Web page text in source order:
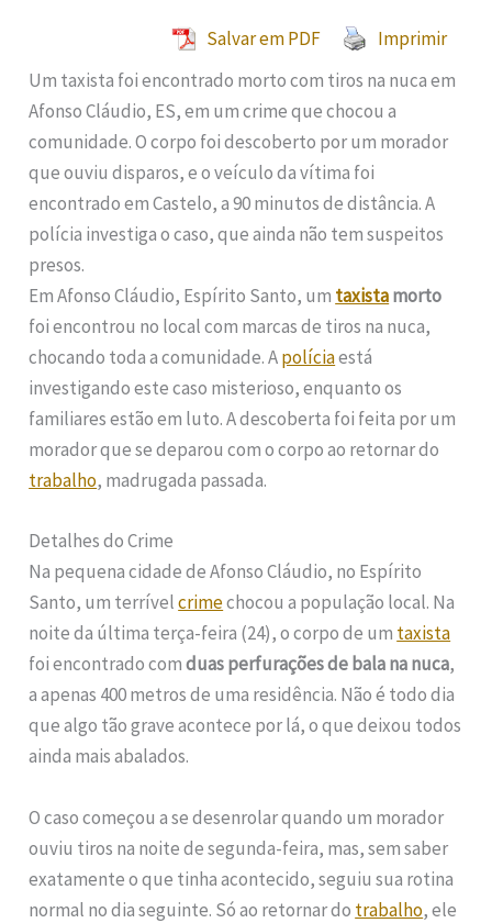
Salvar em PDF
Imprimir
Um taxista foi encontrado morto com tiros na nuca em
Afonso Cláudio, ES, em um crime que chocou a
comunidade. O corpo foi descoberto por um morador
que ouviu disparos, e o veículo da vítima foi
encontrado em Castelo, a 90 minutos de distância. A
polícia investiga o caso, que ainda não tem suspeitos
presos.
Em Afonso Cláudio, Espírito Santo, um taxistamorto
foi encontrou no local com marcas de tiros na nuca,
chocando toda a comunidade. Apolíciaestá
investigando este caso misterioso, enquanto os
familiares estão em luto. A descoberta foi feita por um
morador que se deparou com o corpo ao retornar do
trabalho, madrugada passada.
Detalhes do Crime
Na pequena cidade de Afonso Cláudio, no Espírito
Santo, um terrívelcrimechocou a população local. Na
noite da última terça-feira (24), o corpo de um taxista
foi encontrado comduas perfurações de bala na nuca,
a apenas 400 metros de uma residência. Não é todo dia
que algo tão grave acontece por lá, o que deixou todos
ainda mais abalados.
O caso começou a se desenrolar quando um morador
ouviu tiros na noite de segunda-feira, mas, sem saber
exatamente o que tinha acontecido, seguiu sua rotina
normal no dia seguinte. Só ao retornar do trabalho, ele